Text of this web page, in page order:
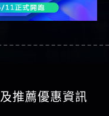
及推薦優惠資訊